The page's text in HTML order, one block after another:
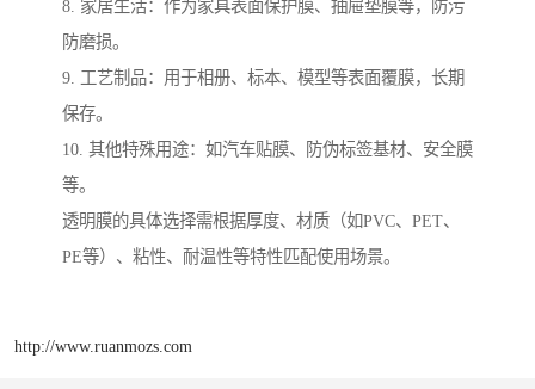
8. 家居生活：作为家具表面保护膜、抽屉垫膜等，防污
防磨损。
9. 工艺制品：用于相册、标本、模型等表面覆膜，长期
保存。
10. 其他特殊用途：如汽车贴膜、防伪标签基材、安全膜
等。
透明膜的具体选择需根据厚度、材质（如PVC、PET、
PE等）、粘性、耐温性等特性匹配使用场景。
http://www.ruanmozs.com